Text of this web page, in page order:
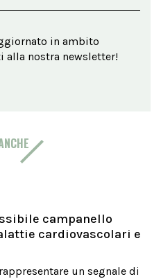
in ambito
alla nostra newsletter!
campanello
cardiovascolari e
un segnale di